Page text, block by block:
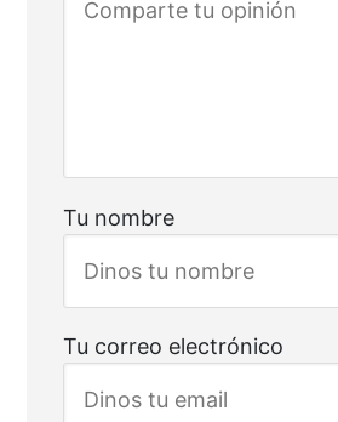
Tu nombre
Tu correo electrónico